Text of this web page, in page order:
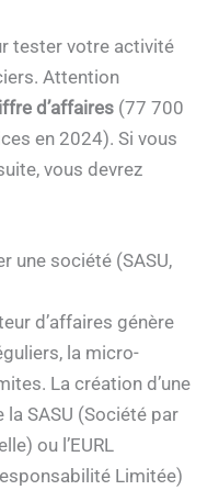
tester votre activité
Attention
d’affaires (77 700
en 2024). Si vous
vous devrez
une société (SASU,
d’affaires génère
la micro-
La création d’une
SASU (Société par
ou l’EURL
Limitée)